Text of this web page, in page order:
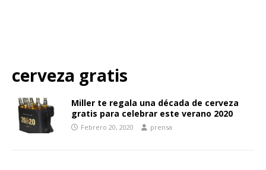
cerveza gratis
Miller te regala una década de cerveza
gratis para celebrar este verano 2020
Febrero 20, 2020 prensa